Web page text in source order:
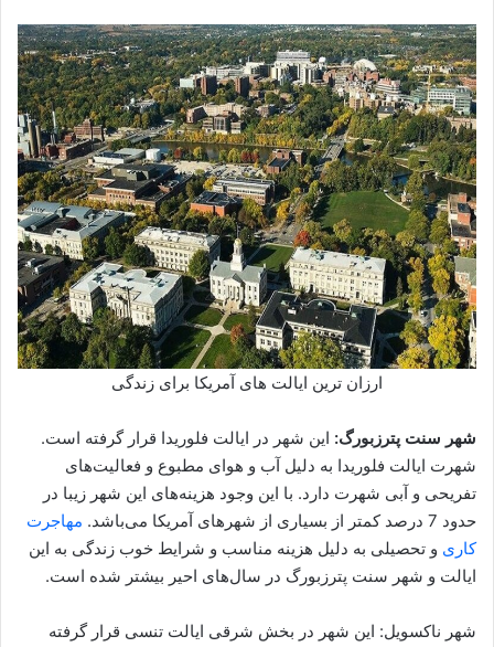
ارزان ترین ایالت های آمریکا برای زندگی
شهر سنت پترزبورگ: این شهر در ایالت فلوریدا قرار گرفته است.
شهرت ایالت فلوریدا به دلیل آب و هوای مطبوع و فعالیت‌های
تفریحی و آبی شهرت دارد. با این وجود هزینه‌های این شهر زیبا در
حدود 7 درصد کمتر از بسیاری از شهرهای آمریکا می‌باشد.
مهاجرت
کاری و تحصیلی به دلیل هزینه مناسب و شرایط خوب زندگی به این
ایالت و شهر سنت پترزبورگ در سال‌های احیر بیشتر شده است.
شهر ناکسویل: این شهر در بخش شرقی ایالت تنسی قرار گرفته